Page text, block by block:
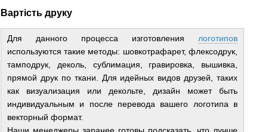
Вартість друку
Для данного процесса изготовления логотипов
используются такие методы: шовкотрафарет, флексодрук,
тамподрук, деколь, сублимация, гравировка, вышивка,
прямой друк по ткани. Для идейных видов друзей, таких
как визуализация или декольте, дизайн может быть
индивидуальным и после перевода вашего логотипа в
векторный формат.